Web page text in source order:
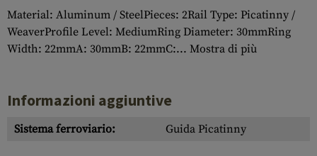
Material: Aluminum / SteelPieces: 2Rail Type: Picatinny /
WeaverProfile Level: MediumRing Diameter: 30mmRing
Width: 22mmA: 30mmB: 22mmC:... Mostra di più
Informazioni aggiuntive
Sistema ferroviario: Guida Picatinny